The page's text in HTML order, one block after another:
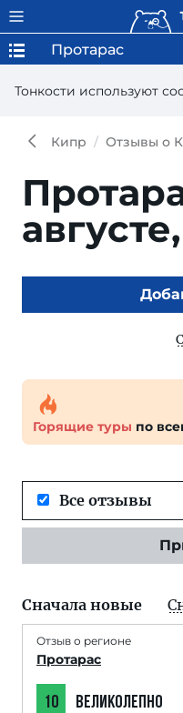
Тонкости используют
Протарас
Кипр Отзывы о
августе,
Горящие туры по
Все отзывы
Сначала новые
Отзыв о регионе
Протарас
10 ВЕЛИКОЛЕПНО